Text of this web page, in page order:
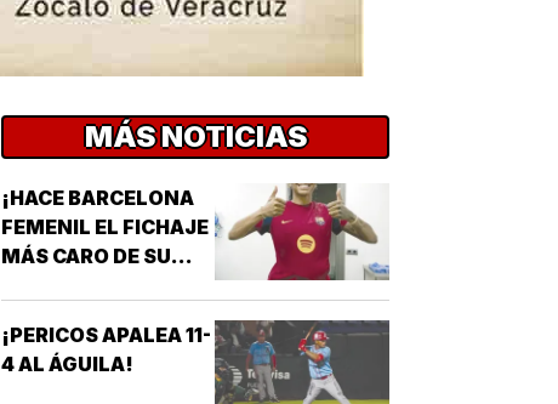
MÁS NOTICIAS
¡HACE BARCELONA
FEMENIL EL FICHAJE
MÁS CARO DE SU
¡PERICOS APALEA 11-
4 AL ÁGUILA!